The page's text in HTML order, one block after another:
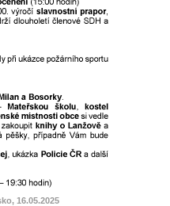
16.05.2025